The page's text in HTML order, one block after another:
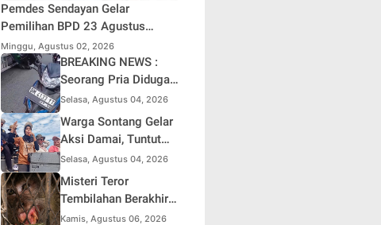
Pemdes Sendayan Gelar
Pemilihan BPD 23 Agustus
Mendatang, Warga Berharap
Fungsi Pengawasan Berjalan
Maksimal
Minggu, Agustus 02, 2026
BREAKING NEWS :
Seorang Pria Diduga
Terjun dari Jembatan
Rantau Berangin Kuok,
Sepeda Motor
Ditinggal di Lokasi
Selasa, Agustus 04, 2026
Warga Sontang Gelar
Aksi Damai, Tuntut
Pemprov Riau Segera
Benahi Jalan Sontang-
Duri
Selasa, Agustus 04, 2026
Misteri Teror
Tembilahan Berakhir
di Perangkap Besi,
Kamis, Agustus 06, 2026